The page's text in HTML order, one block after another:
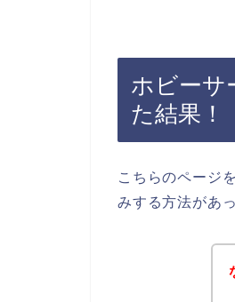
ホビーサ
た結果！
こちらのページ
みする方法があ